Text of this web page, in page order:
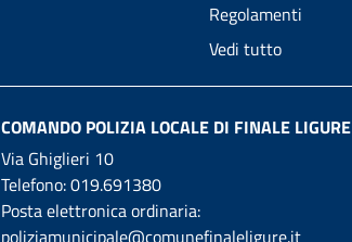
Regolamenti
Vedi tutto
COMANDO POLIZIA LOCALE DI FINALE LIGURE
Via Ghiglieri 10
Telefono:019.691380
Posta elettronica ordinaria:
poliziamunicipale@comunefinaleligure.it